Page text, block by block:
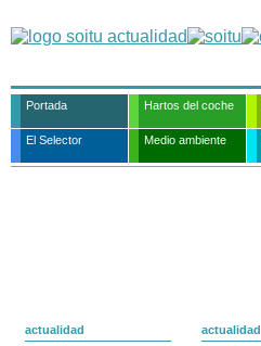
Portada Hartos del coche
El Selector Medio ambiente
actualidad
actualidad